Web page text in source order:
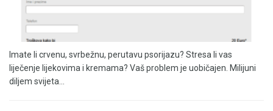
Imate li crvenu, svrbežnu, perutavu psorijazu? Stresa li vas
liječenje lijekovima i kremama? Vaš problem je uobičajen. Milijuni
diljem svijeta...